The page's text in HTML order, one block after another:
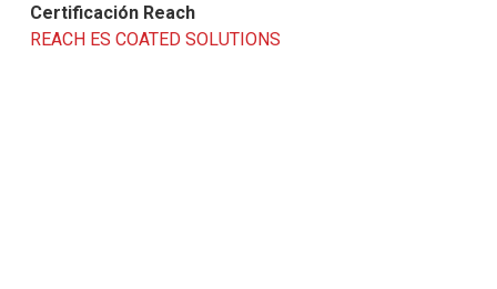
Certificación Reach
REACH ES COATED SOLUTIONS